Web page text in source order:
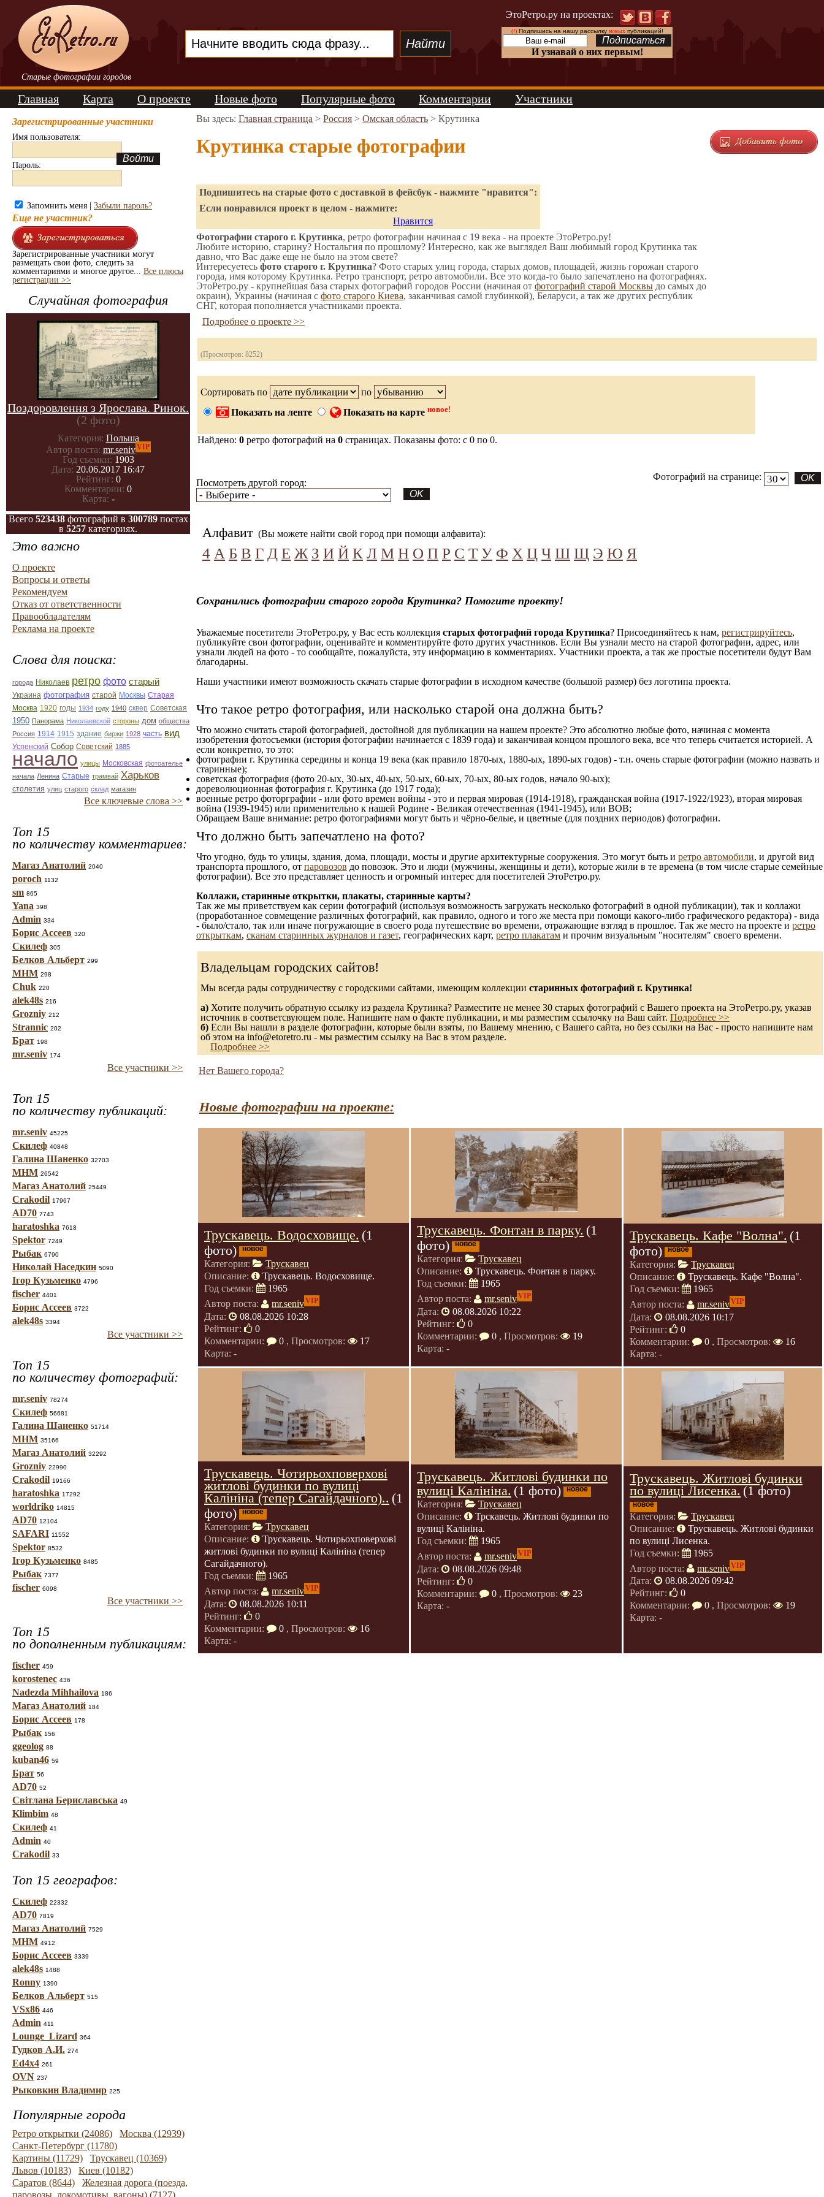
Старые фотографии городов
ЭтоРетро.ру на проектах:
(!)Подпишись на нашу рассылку новыхпубликаций!
И узнавай о них первым!
Главная Карта О проекте Новые фото Популярные фото Комментарии Участники
Зарегистрированные участники
Имя пользователя:
Пароль:
Запомнить меня | Забыли пароль?
Еще не участник?
Зарегистрированные участники могут
размещать свои фото, следить за
комментариями и многое другое... Все плюсы
регистрации >>
Случайная фотография
Поздоровлення з Ярослава. Ринок.
(2 фото)
Категория: Польша
Автор поста: mr.senivVIP
Год съемки: 1903
Дата: 20.06.2017 16:47
Рейтинг: 0
Комментарии: 0
Карта: -
Всего 523438фотографий в 300789постах
в 5257 категориях.
Это важно
О проекте
Вопросы и ответы
Рекомендуем
Отказ от ответственности
Правообладателям
Реклама на проекте
Слова для поиска:
города Николаев ретро фото старый
Украина фотография старой Москвы Старая
Москва 1920 годы 1934 году 1940 сквер Советская
1950 Панорама Николаевской стороны дом общества
Россия 1914 1915 здание биржи 1928 часть вид
Успенский Собор Советский 1885
начало улицы Московская фотоателье
начала Ленина Старые трамвай Харьков
столетия улиц старого склад магазин
Все ключевые слова >>
Топ 15
по количеству комментариев:
Магаз Анатолий 2040
poroch 1132
sm 865
Yana 398
Admin 334
Борис Ассеев 320
Скилеф 305
Белков Альберт 299
МНМ 298
Chuk 220
alek48s 216
Grozniy 212
Strannic 202
Брат 198
mr.seniv 174
Все участники >>
Топ 15
по количеству публикаций:
mr.seniv 45225
Скилеф 40848
Галина Шаненко 32703
МНМ 26542
Магаз Анатолий 25449
Crakodil 17967
AD70 7743
haratoshka 7618
Spektor 7249
Рыбак 6790
Николай Наседкин 5090
Ігор Кузьменко 4796
fischer 4401
Борис Ассеев 3722
alek48s 3394
Все участники >>
Топ 15
по количеству фотографий:
mr.seniv 78274
Скилеф 56681
Галина Шаненко 51714
МНМ 35166
Магаз Анатолий 32292
Grozniy 22990
Crakodil 19166
haratoshka 17292
worldriko 14815
AD70 12104
SAFARI 11552
Spektor 8532
Ігор Кузьменко 8485
Рыбак 7377
fischer 6098
Все участники >>
Топ 15
по дополненным публикациям:
fischer 459
korostenec 436
Nadezda Mihhailova 186
Магаз Анатолий 184
Борис Ассеев 178
Рыбак 156
ggeolog 88
kuban46 59
Брат 56
AD70 52
Світлана Бериславська 49
Klimbim 48
Скилеф 41
Admin 40
Crakodil 33
Топ 15 географов:
Скилеф 22332
AD70 7819
Магаз Анатолий 7529
МНМ 4912
Борис Ассеев 3339
alek48s 1488
Ronny 1390
Белков Альберт 515
VSx86 446
Admin 411
Lounge_Lizard 364
Гудков А.И. 274
Ed4x4 261
OVN 237
Рыковкин Владимир 225
Популярные города
Ретро открытки (24086)
Москва (12939)
Санкт-Петербург (11780)
Картины (11729)
Трускавец (10369)
Львов (10183)
Киев (10182)
Саратов (8644)
Железная дорога (поезда,
паровозы, локомотивы, вагоны) (7127)
Вы здесь: Главная страница > Россия > Омская область > Крутинка
Крутинка старые фотографии
Подпишитесь на старые фото с доставкой в фейсбук - нажмите "нравится":
Если понравился проект в целом - нажмите:
Нравится
Фотографии старого г. Крутинка, ретро фотографии начиная с 19 века - на проекте ЭтоРетро.ру!
Любите историю, старину? Ностальгия по прошлому? Интересно, как же выглядел Ваш любимый город Крутинка так
давно, что Вас даже еще не было на этом свете?
Интересуетесь фото старого г. Крутинка? Фото старых улиц города, старых домов, площадей, жизнь горожан старого
города, имя которому Крутинка. Ретро транспорт, ретро автомобили. Все это когда-то было запечатлено на фотографиях.
ЭтоРетро.ру - крупнейшая база старых фотографий городов России (начиная от фотографий старой Москвы до самых до
окраин), Украины (начиная с фото старого Киева, заканчивая самой глубинкой), Беларуси, а так же других республик
СНГ, которая пополняется участниками проекта.
Подробнее о проекте >>
(Просмотров: 8252)
Сортировать по
по
Показать на ленте
Показать на карте новое!
Найдено: 0 ретро фотографий на 0 страницах. Показаны фото: с 0 по 0.
Посмотреть другой город:
Фотографий на странице:
Алфавит (Вы можете найти свой город при помощи алфавита):
4 А Б В Г Д Е Ж З И Й К Л М Н О П Р С Т У Ф Х Ц Ч Ш Щ Э Ю Я
Сохранились фотографии старого города Крутинка? Помогите проекту!
Уважаемые посетители ЭтоРетро.ру, у Вас есть коллекция старых фотографий города Крутинка? Присоединяйтесь к нам, регистрируйтесь,
публикуйте свои фотографии, оценивайте и комментируйте фото других участников. Если Вы узнали место на старой фотографии, адрес, или
узнали людей на фото - то сообщайте, пожалуйста, эту информацию в комментариях. Участники проекта, а так же простые посетители будут Вам
благодарны.
Наши участники имеют возможность скачать старые фотографии в исходном качестве (большой размер) без логотипа проекта.
Что такое ретро фотография, или насколько старой она должна быть?
Что можно считать старой фотографией, достойной для публикации на нашем проекте? Это абсолютно любые фото, начиная c момента
изобретения фотосъемки (история фотографии начинается с 1839 года) и заканчивая концом прошлого века, все что теперь считается историей. А
если конкретно, то это:
фотографии г. Крутинка середины и конца 19 века (как правило 1870-ых, 1880-ых, 1890-ых годов) - т.н. очень старые фотографии (можно назвать и
старинные);
советская фотография (фото 20-ых, 30-ых, 40-ых, 50-ых, 60-ых, 70-ых, 80-ых годов, начало 90-ых);
дореволюционная фотография г. Крутинка (до 1917 года);
военные ретро фоторграфии - или фото времен войны - это и первая мировая (1914-1918), гражданская война (1917-1922/1923), вторая мировая
война (1939-1945) или применительно к нашей Родине - Великая отечественная (1941-1945), или ВОВ;
Обращаем Ваше внимание: ретро фотографиями могут быть и чёрно-белые, и цветные (для поздних периодов) фотографии.
Что должно быть запечатлено на фото?
Что угодно, будь то улицы, здания, дома, площади, мосты и другие архитектурные сооружения. Это могут быть и ретро автомобили, и другой вид
транспорта прошлого, от паровозов до повозок. Это и люди (мужчины, женщины и дети), которые жили в те времена (в том числе старые семейные
фотографии). Все это представляет ценность и огромный интерес для посетителей ЭтоРетро.ру.
Коллажи, старинные открытки, плакаты, старинные карты?
Так же мы приветствуем как серии фотографий (используя возможность загружать несколько фотографий в одной публикации), так и коллажи
(проработанное совмещение различных фотографий, как правило, одного и того же места при помощи какого-либо графического редактора) - вида
- было/стало, так или иначе погружающие в своего рода путешествие во времени, отражающие взгляд в прошлое. Так же место на проекте и ретро
открыткам, сканам старинных журналов и газет, географических карт, ретро плакатам и прочим визуальным "носителям" своего времени.
Владельцам городских сайтов!
Мы всегда рады сотрудничеству с городскими сайтами, имеющим коллекции старинных фотографий г. Крутинка!
а) Хотите получить обратную ссылку из раздела Крутинка? Разместите не менее 30 старых фотографий с Вашего проекта на ЭтоРетро.ру, указав
источник в соответсвующем поле. Напишите нам о факте публикации, и мы разместим ссылочку на Ваш сайт. Подробнее >>
б) Если Вы нашли в разделе фотографии, которые были взяты, по Вашему мнению, с Вашего сайта, но без ссылки на Вас - просто напишите нам
об этом на info@etoretro.ru - мы разместим ссылку на Вас в этом разделе.
Подробнее >>
Нет Вашего города?
Новые фотографии на проекте:
Трускавець. Водосховище. (1
фото)
новое
Категория:
Трускавец
Описание:
Трускавець. Водосховище.
Год съемки:
1965
Автор поста:
mr.senivVIP
Дата:
08.08.2026 10:28
Рейтинг:
0
Комментарии:
0 , Просмотров:
17
Карта: -
Трускавець. Фонтан в парку. (1
фото)
новое
Категория:
Трускавец
Описание:
Трускавець. Фонтан в парку.
Год съемки:
1965
Автор поста:
mr.senivVIP
Дата:
08.08.2026 10:22
Рейтинг:
0
Комментарии:
0 , Просмотров:
19
Карта: -
Трускавець. Кафе "Волна". (1
фото)
новое
Категория:
Трускавец
Описание:
Трускавець. Кафе "Волна".
Год съемки:
1965
Автор поста:
mr.senivVIP
Дата:
08.08.2026 10:17
Рейтинг:
0
Комментарии:
0 , Просмотров:
16
Карта: -
Трускавець. Чотирьохповерхові
житлові будинки по вулиці
Калініна (тепер Сагайдачного).. (1
фото)
новое
Категория:
Трускавец
Описание:
Трускавець. Чотирьохповерхові
житлові будинки по вулиці Калініна (тепер
Сагайдачного).
Год съемки:
1965
Автор поста:
mr.senivVIP
Дата:
08.08.2026 10:11
Рейтинг:
0
Комментарии:
0 , Просмотров:
16
Карта: -
Трускавець. Житлові будинки по
вулиці Калініна. (1 фото) новое
Категория:
Трускавец
Описание:
Трскавець. Житлові будинки по
вулиці Калініна.
Год съемки:
1965
Автор поста:
mr.senivVIP
Дата:
08.08.2026 09:48
Рейтинг:
0
Комментарии:
0 , Просмотров:
23
Карта: -
Трускавець. Житлові будинки
по вулиці Лисенка.(1 фото)
новое
Категория:
Трускавец
Описание:
Трускавець. Житлові будинки
по вулиці Лисенка.
Год съемки:
1965
Автор поста:
mr.senivVIP
Дата:
08.08.2026 09:42
Рейтинг:
0
Комментарии:
0 , Просмотров:
19
Карта: -